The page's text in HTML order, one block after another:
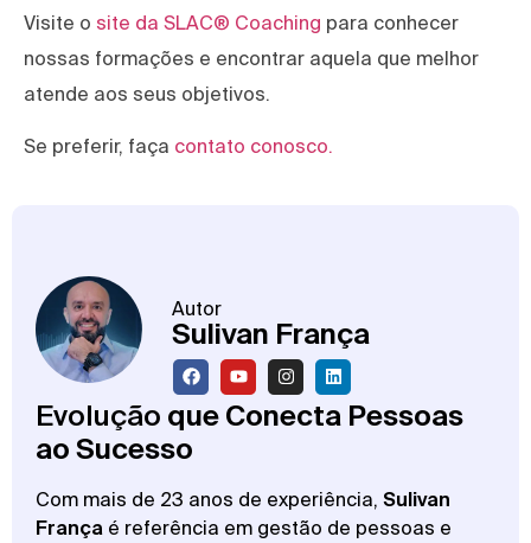
Visite o site da SLAC® Coaching para conhecer
nossas formações e encontrar aquela que melhor
atende aos seus objetivos.
Se preferir, faça contato conosco.
Autor
Sulivan França
Evolução que Conecta Pessoas
ao Sucesso
Com mais de 23 anos de experiência, Sulivan
França é referência em gestão de pessoas e